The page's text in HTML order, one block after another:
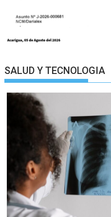
SALUD Y TECNOLOGIA